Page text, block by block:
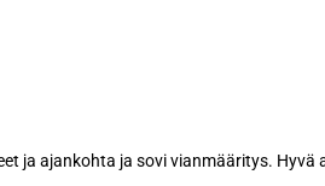
ja ajankohta ja sovi vianmääritys. Hyvä